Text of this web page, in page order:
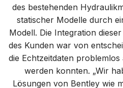
des bestehenden
statischer Modelle durch
Modell. Die Integration
des Kunden war von
die Echtzeitdaten
werden konnten. „Wir
Lösungen von Bentley wie